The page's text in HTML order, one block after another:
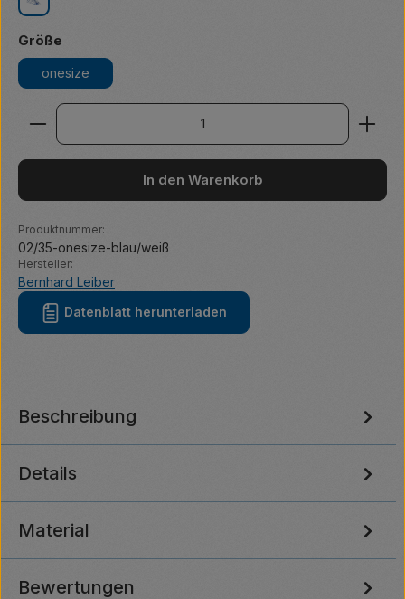
blau/weiß
Größe
onesize
Produkt Anzahl: Gib den gewünschten Wert ein
In den Warenkorb
Produktnummer:
02/35-onesize-blau/weiß
Hersteller:
Bernhard Leiber
Datenblatt herunterladen
Beschreibung
Details
Material
Bewertungen